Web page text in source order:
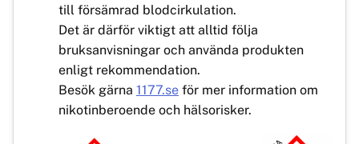
till försämrad blodcirkulation.
Det är därför viktigt att alltid följa
bruksanvisningar och använda produkten
enligt rekommendation.
Besök gärna 1177.se för mer information om
nikotinberoende och hälsorisker.